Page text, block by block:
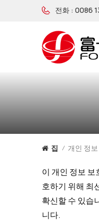
전화 : 0086
집 / 개인 정
이 개인 정보 보
호하기 위해 최
확신할 수 있습
니다.